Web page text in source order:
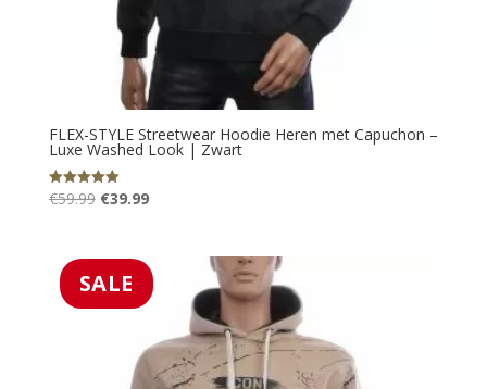
FLEX-STYLE Streetwear Hoodie Heren met Capuchon –
Luxe Washed Look | Zwart
Gewaardeerd
5.00
€59.99 Oorspronkelijke
€59.99.
€39.99Huidige
€39.99.
SALE